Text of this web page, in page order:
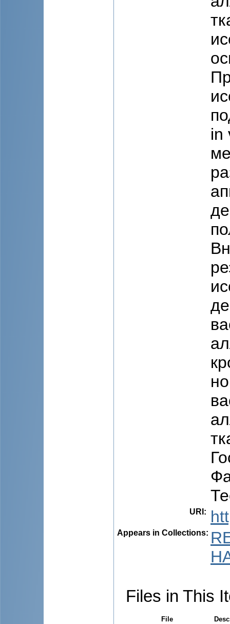
in
URI :
Appears in Collections:
Files in This
File